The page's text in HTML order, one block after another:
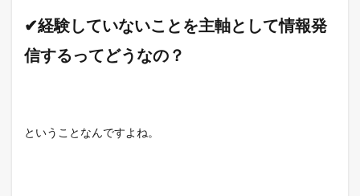
✔経験していないことを主軸として情報発
信するってどうなの？
ということなんですよね。